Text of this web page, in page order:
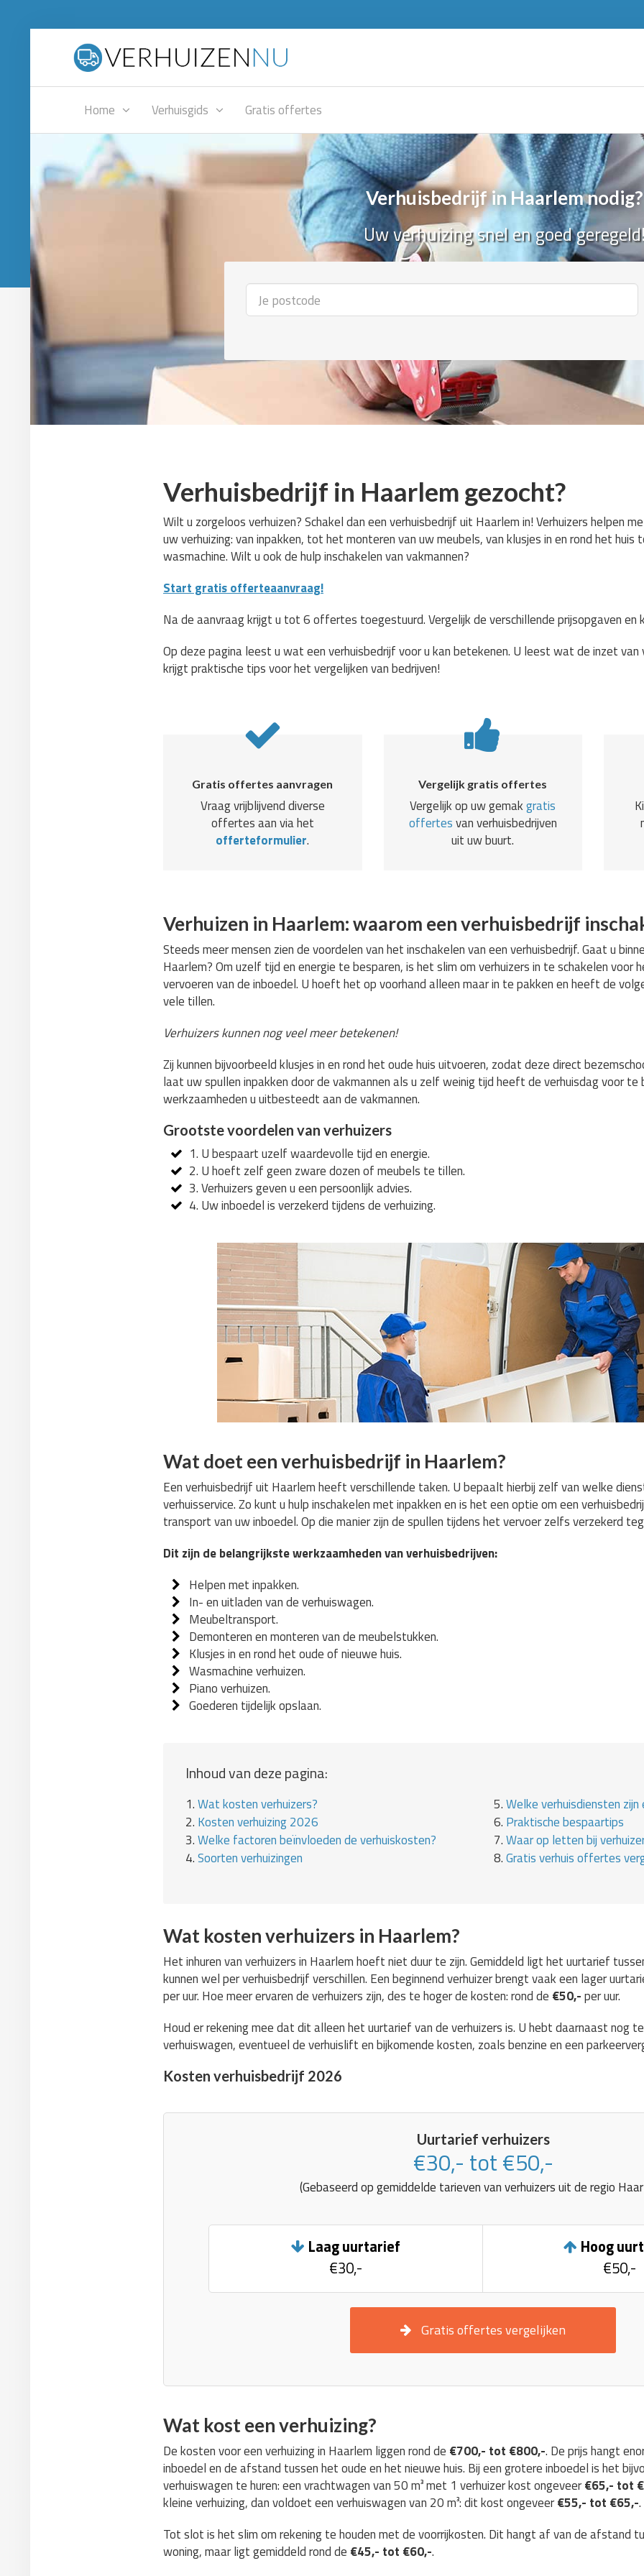
Home Verhuisgids Gratis offertes
Verhuisbedrijf in Haarlem nodig?
Uw verhuizing snel en goed
Verhuisbedrijf in Haarlem gezocht?
Wilt u zorgeloos verhuizen? Schakel dan een verhuisbedrijf uit Haarlem in! Verhuizers helpen
uw verhuizing: van inpakken, tot het monteren van uw meubels, van klusjes in en rond het huis
wasmachine. Wilt u ook de hulp inschakelen van vakmannen?
Start gratis offerteaanvraag!
Na de aanvraag krijgt u tot 6 offertes toegestuurd. Vergelijk de verschillende prijsopgaven en
Op deze pagina leest u wat een verhuisbedrijf voor u kan betekenen. U leest wat de inzet van
krijgt praktische tips voor het vergelijken van bedrijven!
Gratis offertes aanvragen
Vraag vrijblijvend diverse
offertes aan via het
offerteformulier.
Vergelijk gratis offertes
Vergelijk op uw gemakgratis
offertesvan verhuisbedrijven
uit uw buurt.
Verhuizen in Haarlem: waarom een verhuisbedrijf
Steeds meer mensen zien de voordelen van het inschakelen van een verhuisbedrijf. Gaat u
Haarlem? Om uzelf tijd en energie te besparen, is het slim om verhuizers in te schakelen voor
vervoeren van de inboedel. U hoeft het op voorhand alleen maar in te pakken en heeft de
vele tillen.
Verhuizers kunnen nog veel meer betekenen!
Zij kunnen bijvoorbeeld klusjes in en rond het oude huis uitvoeren, zodat deze direct
laat uw spullen inpakken door de vakmannen als u zelf weinig tijd heeft de verhuisdag voor
werkzaamheden u uitbesteedt aan de vakmannen.
Grootste voordelen van verhuizers
1. U bespaart uzelf waardevolle tijd en energie.
2. U hoeft zelf geen zware dozen of meubels te tillen.
3. Verhuizers geven u een persoonlijk advies.
4. Uw inboedel is verzekerd tijdens de verhuizing.
Wat doet een verhuisbedrijf in Haarlem?
Een verhuisbedrijf uit Haarlem heeft verschillende taken. U bepaalt hierbij zelf van welke
verhuisservice. Zo kunt u hulp inschakelen met inpakken en is het een optie om een
transport van uw inboedel. Op die manier zijn de spullen tijdens het vervoer zelfs verzekerd
Dit zijn de belangrijkste werkzaamheden van verhuisbedrijven:
Helpen met inpakken.
In- en uitladen van de verhuiswagen.
Meubeltransport.
Demonteren en monteren van de meubelstukken.
Klusjes in en rond het oude of nieuwe huis.
Wasmachine verhuizen.
Piano verhuizen.
Goederen tijdelijk opslaan.
Inhoud van deze pagina:
1.Wat kosten verhuizers?
2. Kosten verhuizing 2026
3.Welke factoren beïnvloeden de verhuiskosten?
4.Soorten verhuizingen
5.Welke verhuisdiensten zijn
6. Praktische bespaartips
7.Waar op letten bij
8.Gratis verhuis offertes
Wat kosten verhuizers in Haarlem?
Het inhuren van verhuizers in Haarlem hoeft niet duur te zijn. Gemiddeld ligt het uurtarief
kunnen wel per verhuisbedrijf verschillen. Een beginnend verhuizer brengt vaak een lager
per uur. Hoe meer ervaren de verhuizers zijn, des te hoger de kosten: rond de €50,-per uur.
Houd er rekening mee dat dit alleen het uurtarief van de verhuizers is. U hebt daarnaast nog
verhuiswagen, eventueel de verhuislift en bijkomende kosten, zoals benzine en een
Kosten verhuisbedrijf 2026
Uurtarief verhuizers
€30,- tot €50,-
(Gebaseerd op gemiddelde tarieven van verhuizers uit de regio
Laag uurtarief
€30,-
Hoog
€50,-
Gratis offertes vergelijken
Wat kost een verhuizing?
De kosten voor een verhuizing in Haarlem liggen rond de €700,- tot €800,-. De prijs hangt
inboedel en de afstand tussen het oude en het nieuwe huis. Bij een grotere inboedel is het
verhuiswagen te huren: een vrachtwagen van 50 m³ met 1 verhuizer kost ongeveer€65,- tot
kleine verhuizing, dan voldoet een verhuiswagen van 20 m³: dit kost ongeveer€55,- tot €65,-.
Tot slot is het slim om rekening te houden met de voorrijkosten. Dit hangt af van de afstand
woning, maar ligt gemiddeld rond de €45,- tot €60,-.